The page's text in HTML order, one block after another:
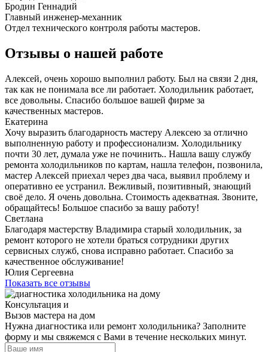
Бродин Геннадий
Главный инженер-механник
Отдел технического контроля работы мастеров.
Отзывы о нашей работе
Алексей, очень хорошо выполнил работу. Был на связи 2 дня,
так как не понимала все ли работает. Холодильник работает,
все довольны. Спасибо большое вашей фирме за
качественных мастеров.
Екатерина
Хочу выразить благодарность мастеру Алексею за отлично
выполненную работу и профессионализм. Холодильнику
почти 30 лет, думала уже не починить.. Нашла вашу службу
ремонта холодильников по картам, нашла телефон, позвонила,
мастер Алексей приехал через два часа, выявил проблему и
оперативно ее устранил. Вежливый, позитивный, знающий
своё дело. Я очень довольна. Стоимость адекватная. Звоните,
обращайтесь! Большое спасибо за вашу работу!
Светлана
Благодаря мастерству Владимира старый холодильник, за
ремонт которого не хотели браться сотрудники других
сервисных служб, снова исправно работает. Спасибо за
качественное обслуживание!
Юлия Сергеевна
Показать все отзывы
Консультация и
Вызов мастера на дом
Нужна диагностика или ремонт холодильника? Заполните
форму и мы свяжемся с Вами в течение нескольких минут.